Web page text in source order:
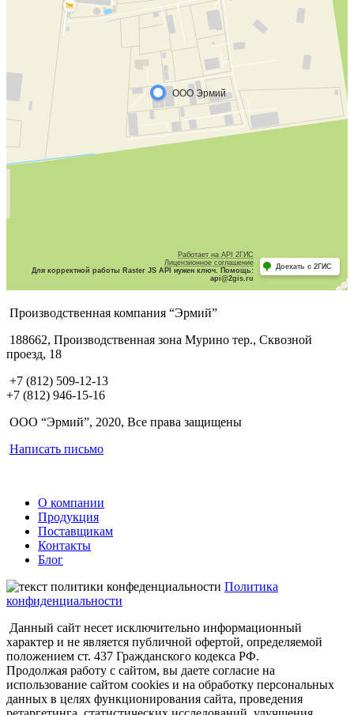
Производственная компания “Эрмий”
188662, Производственная зона Мурино тер., Сквозной
проезд, 18
+7 (812) 509-12-13
+7 (812) 946-15-16
ООО “Эрмий”, 2020, Все права защищены
Написать письмо
О компании
Продукция
Поставщикам
Контакты
Блог
Политика
конфиденциальности
Данный сайт несет исключительно информационный
характер и не является публичной офертой, определяемой
положением ст. 437 Гражданского кодекса РФ.
Продолжая работу с сайтом, вы даете согласие на
использование сайтом cookies и на обработку персональных
данных в целях функционирования сайта, проведения